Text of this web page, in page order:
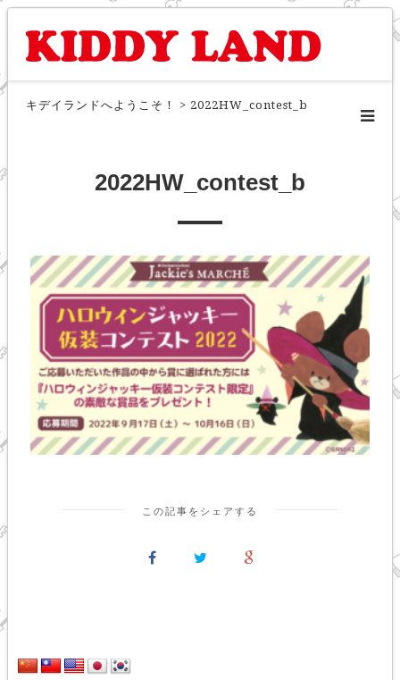
キデイランドへようこそ！ > 2022HW_contest_b
2022HW_contest_b
この記事をシェアする